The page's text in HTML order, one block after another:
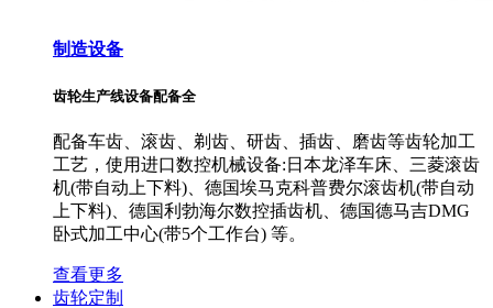
制造设备
齿轮生产线设备配备全
配备车齿、滚齿、剃齿、研齿、插齿、磨齿等齿轮加工
工艺，使用进口数控机械设备:日本龙泽车床、三菱滚齿
机(带自动上下料)、德国埃马克科普费尔滚齿机(带自动
上下料)、德国利勃海尔数控插齿机、德国德马吉DMG
卧式加工中心(带5个工作台) 等。
查看更多
齿轮定制